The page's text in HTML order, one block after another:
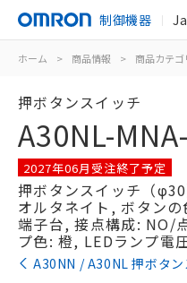
制御機器
ホーム > 商品情報 > 商品カテゴ
押ボタンスイッチ
A30NL-
2027年06月受注終了予定
押ボタンスイッチ（
オルタネイト, ボタン
端子台, 接点構成: NO/
プ色: 橙, LEDランプ電
A30NN / A30NL 押ボタ